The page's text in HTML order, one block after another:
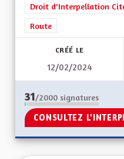
Droit d'Interpellation
Route
CRÉÉ LE
12/02/2024
31/2000 signatures
CONSULTEZ